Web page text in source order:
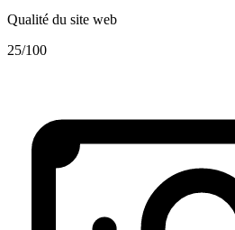
Qualité du site web
25/100